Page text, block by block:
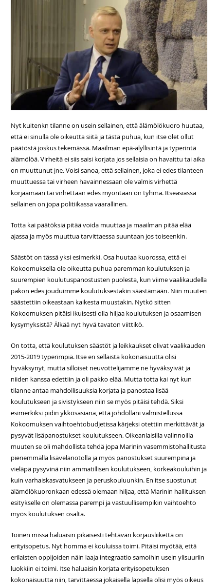
Nyt kuitenkn tilanne on usein sellainen, että älämölökuoro huutaa,
että ei sinulla ole oikeutta siitä ja tästä puhua, kun itse olet ollut
päätöstä joskus tekemässä. Maailman epä-älyllisintä ja typerintä
älämölöä. Virheitä ei siis saisi korjata jos sellaisia on havaittu tai aika
on muuttunut jne. Voisi sanoa, että sellainen, joka ei edes tilanteen
muuttuessa tai virheen havainnessaan ole valmis virhettä
korjaamaan tai virhettään edes myöntään on tyhmä. Itseasiassa
sellainen on jopa politiikassa vaarallinen.
Totta kai päätöksiä pitää voida muuttaa ja maailman pitää elää
ajassa ja myös muuttua tarvittaessa suuntaan jos toiseenkin.
Säästöt on tässä yksi esimerkki. Osa huutaa kuorossa, että ei
Kokoomuksella ole oikeutta puhua paremman koulutuksen ja
suurempien koulutuspanostusten puolesta, kun viime vaalikaudella
pakon edes jouduimme koulutuksestakin säästämään. Niin muuten
säästettiin oikeastaan kaikesta muustakin. Nytkö sitten
Kokoomuksen pitäisi ikuisesti olla hiljaa koulutuksen ja osaamisen
kysymyksistä? Älkää nyt hyvä tavaton viittikö.
On totta, että koulutuksen säästöt ja leikkaukset olivat vaalikauden
2015-2019 typerimpiä. Itse en sellaista kokonaisuutta olisi
hyväksynyt, mutta silloiset neuvottelijamme ne hyväksyivät ja
niiden kanssa edettiin ja oli pakko elää. Mutta totta kai nyt kun
tilanne antaa mahdollisuuksia korjata ja panostaa lisää
koulutukseen ja sivistykseen niin se myös pitäisi tehdä. Siksi
esimerkiksi pidin ykkösasiana, että johdollani valmistellussa
Kokoomuksen vaihtoehtobudjetissa kärjeksi otettiin merkittävät ja
pysyvät lisäpanostukset koulutukseen. Oikeanlaisilla valinnoilla
muuten se oli mahdollista tehdä jopa Marinin vasemmistohallitusta
pienemmällä lisävelanotolla ja myös panostukset suurempina ja
vieläpä pysyvinä niin ammatillisen koulutukseen, korkeakouluihin ja
kuin varhaiskasvatukseen ja peruskouluunkin. En itse suostunut
älämölökuoronkaan edessä olemaan hiljaa, että Marinin hallituksen
esitykselle on olemassa parempi ja vastuullisempikin vaihtoehto
myös koulutuksen osalta.
Toinen missä haluaisin pikaisesti tehtävän korjausliikettä on
erityisopetus. Nyt homma ei kouluissa toimi. Pitäisi myötää, että
erilaisten oppijoiden näin laaja integraatio samoihin usein ylisuuriin
luokkiin ei toimi. Itse haluaisin korjata erityisopetuksen
kokonaisuutta niin, tarvittaessa jokaisella lapsella olisi myös oikeus